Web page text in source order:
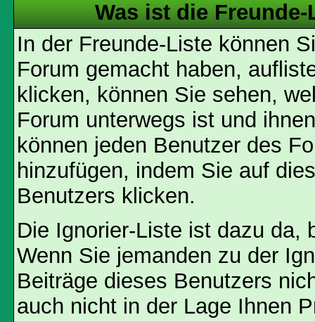
Was ist die
In der Freunde-Liste können
Forum gemacht haben,
klicken, können Sie sehen,
Forum unterwegs ist und
können jeden Benutzer des
hinzufügen, indem Sie auf
Benutzers klicken.
Die Ignorier-Liste ist dazu da,
Wenn Sie jemanden zu der
Beiträge dieses Benutzers
auch nicht in der Lage Ihnen